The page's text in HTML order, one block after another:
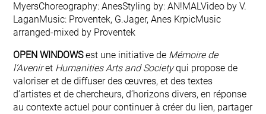
MyersChoreography: AnesStyling by: AN!MALVideo by V.
LaganMusic: Proventek, G.Jager, Anes KrpicMusic
arranged-mixed by Proventek
OPEN WINDOWSest une initiative de Mémoire de
l’Aveniret Humanities Arts and Societyqui propose de
valoriser et de diffuser des œuvres, et des textes
d’artistes et de chercheurs, d’horizons divers, en réponse
au contexte actuel pour continuer à créer du lien, partager